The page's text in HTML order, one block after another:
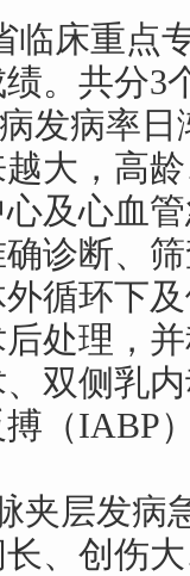
床重点
。共分3
发病率
大，高
及心血
诊断、
循环下
处理，
双侧乳
（IABP
夹层发病
、创伤